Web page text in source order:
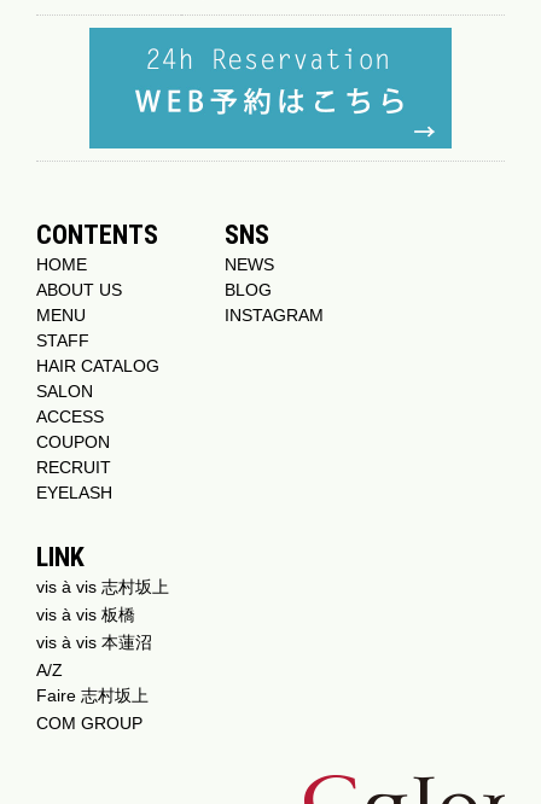
CONTENTS
HOME
ABOUT US
MENU
STAFF
HAIR CATALOG
SALON
ACCESS
COUPON
RECRUIT
EYELASH
SNS
NEWS
BLOG
INSTAGRAM
LINK
vis à vis 志村坂上
vis à vis 板橋
vis à vis 本蓮沼
A/Z
Faire 志村坂上
COM GROUP